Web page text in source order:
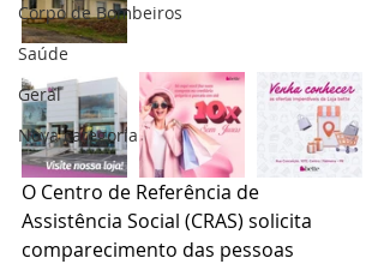
Corpo de Bombeiros
Saúde
Geral
Nova categoria
O Centro de Referência de
Assistência Social (CRAS) solicita
comparecimento das pessoas